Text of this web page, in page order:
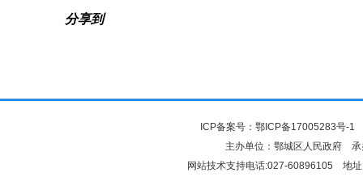
分享到
ICP备案号： 鄂ICP备17005283号-1
主办单位：鄂城区人民政府
网站技术支持电话:027-60896105 地